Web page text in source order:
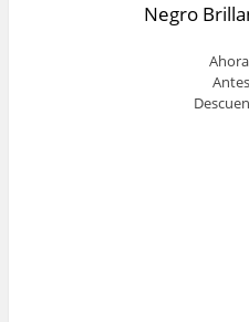
Negro